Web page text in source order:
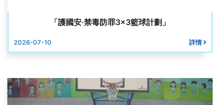
「護國安·禁毒防罪3x3籃球計劃」
2026-07-10 詳情